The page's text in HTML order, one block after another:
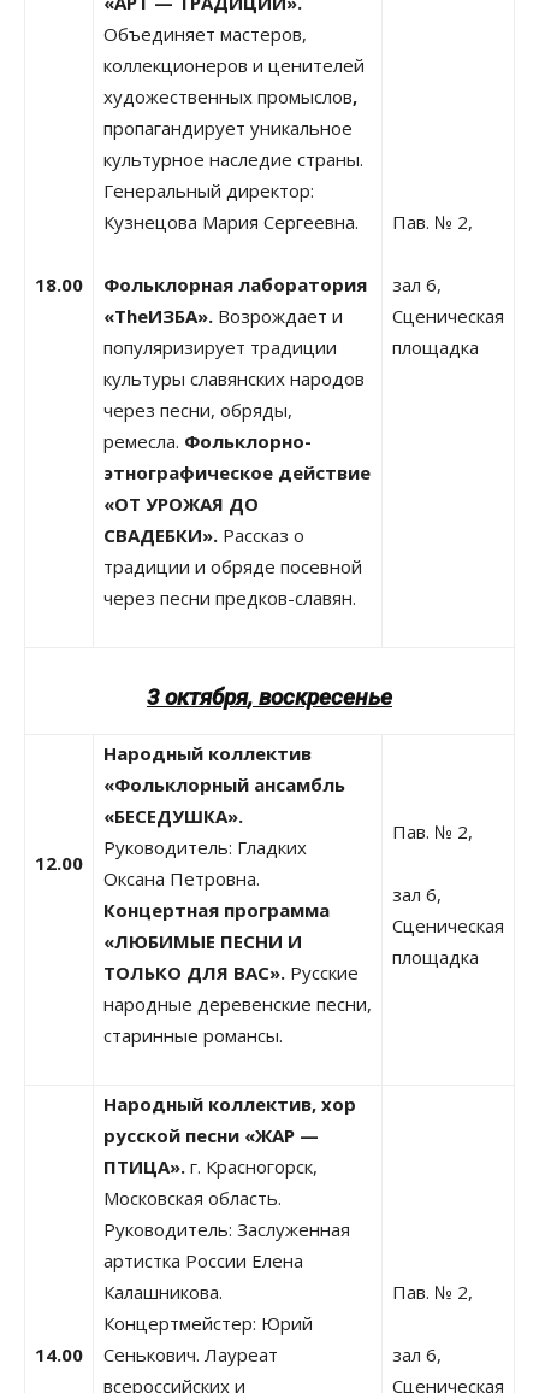
18.00
Объединяет мастеров,
коллекционеров и ценителей
художественных промыслов,
пропагандирует уникальное
культурное наследие страны.
Генеральный директор:
Кузнецова Мария Сергеевна.
Фольклорная лаборатория
«TheИЗБА». Возрождает и
популяризирует традиции
культуры славянских народов
через песни, обряды,
ремесла. Фольклорно-
этнографическое действие
«ОТ УРОЖАЯ ДО
СВАДЕБКИ». Рассказ о
традиции и обряде посевной
через песни предков-славян.
Пав. № 2,
зал 6,
Сценическая
площадка
3 октября, воскресенье
12.00
Народный коллектив
«Фольклорный ансамбль
«БЕСЕДУШКА».
Руководитель: Гладких
Оксана Петровна.
Концертная программа
«ЛЮБИМЫЕ ПЕСНИ И
ТОЛЬКО ДЛЯ ВАС». Русские
народные деревенские песни,
старинные романсы.
Пав. № 2,
зал 6,
Сценическая
площадка
14.00
Народный коллектив, хор
русской песни «ЖАР —
ПТИЦА». г. Красногорск,
Московская область.
Руководитель: Заслуженная
артистка России Елена
Калашникова.
Концертмейстер: Юрий
Сенькович. Лауреат
всероссийских и
Пав. № 2,
зал 6,
Сценическая